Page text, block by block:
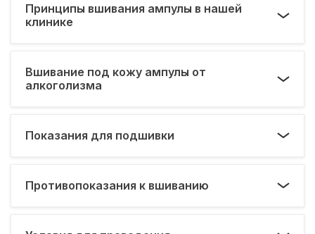
Принципы вшивания ампулы в нашей
клинике
Вшивание под кожу ампулы от
алкоголизма
Показания для подшивки
Противопоказания к вшиванию